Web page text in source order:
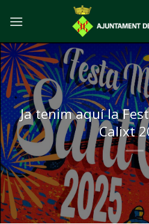
Ja tenim aquí la
Calixt